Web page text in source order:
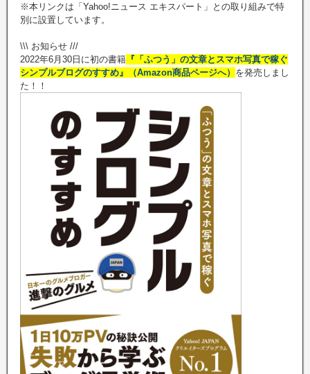
※本リンクは「Yahoo!ニュース エキスパート」との取り組みで特
別に設置しています。
\\\ お知らせ ///
2022年6月30日に初の書籍 『「ふつう」の文章とスマホ写真で稼ぐ
シンプルブログのすすめ』（Amazon商品ページへ） を発売しまし
た！！